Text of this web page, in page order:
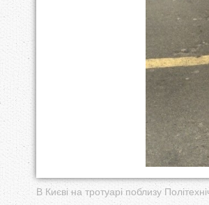
В Києві на тротуарі поблизу